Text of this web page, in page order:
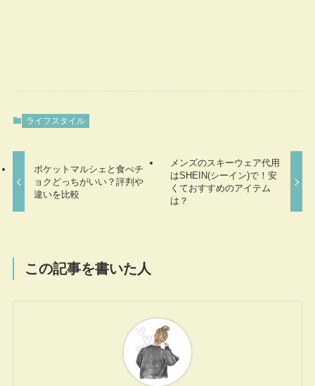
ライフスタイル
ポケットマルシェと食べチ
ョクどっちがいい？評判や
違いを比較
メンズのスキーウェア代用
はSHEIN(シーイン)で！安
くておすすめのアイテム
は？
この記事を書いた人